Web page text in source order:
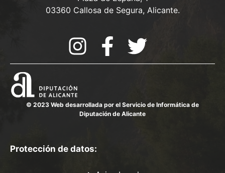
03360 Callosa de Segura, Alicante.
© 2023 Web desarrollada por el Servicio de Informática de
Diputación de Alicante
Protección de datos: